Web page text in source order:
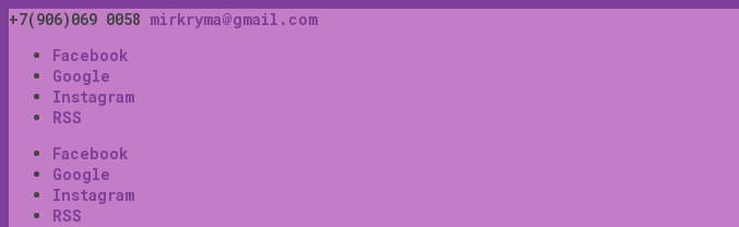
+7(906)069 0058 mirkryma@gmail.com
Facebook
Google
Instagram
RSS
Facebook
Google
Instagram
RSS